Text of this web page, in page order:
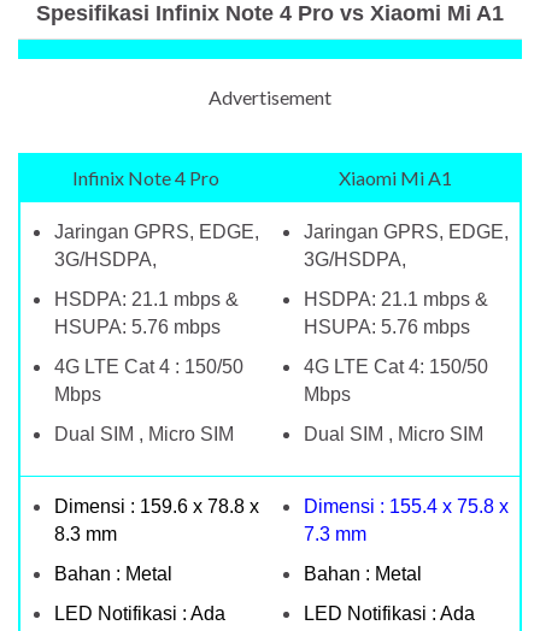
Spesifikasi Infinix Note 4 Pro vs Xiaomi Mi A1
Advertisement
Infinix Note 4 Pro Xiaomi Mi A1
Jaringan GPRS, EDGE,
3G/HSDPA,
HSDPA: 21.1 mbps &
HSUPA: 5.76 mbps
4G LTE Cat 4 : 150/50
Mbps
Dual SIM , Micro SIM
Jaringan GPRS, EDGE,
3G/HSDPA,
HSDPA: 21.1 mbps &
HSUPA: 5.76 mbps
4G LTE Cat 4: 150/50
Mbps
Dual SIM , Micro SIM
Dimensi : 159.6 x 78.8 x
8.3 mm
Bahan : Metal
LED Notifikasi : Ada
Dimensi : 155.4 x 75.8 x
7.3 mm
Bahan : Metal
LED Notifikasi : Ada